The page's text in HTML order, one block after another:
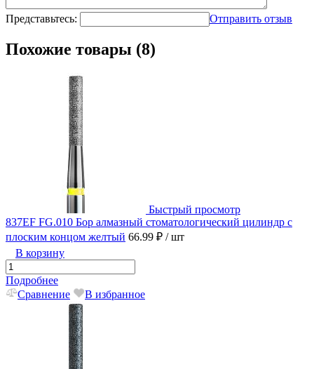
Представьтесь: Отправить отзыв
Похожие товары (8)
Быстрый просмотр
837EF FG.010 Бор алмазный стоматологический цилиндр с
плоским концом желтый 66.99 ₽ / шт
В корзину
Подробнее
Сравнение
В избранное